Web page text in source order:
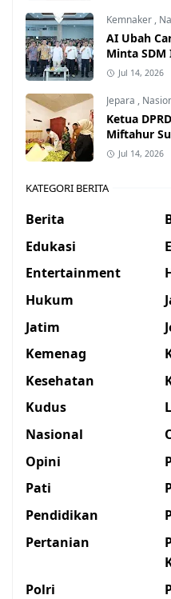
Kemnaker ,
AI Ubah
Minta SDM
Dunia Kerja
Jul 14, 2026
Jepara ,
Ketua
Miftahur
yang Sakit
Jul 14, 2026
KATEGORI BERITA
Berita
Edukasi
Entertainment
Hukum
Jatim
Kemenag
Kesehatan
Kudus
Nasional
Opini
Pati
Pendidikan
Pertanian
Polri